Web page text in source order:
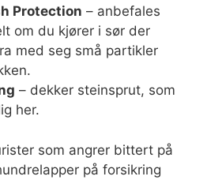
Protection – anbefales
om du kjører i sør der
med seg små partikler
– dekker steinsprut, som
her.
som angrer bittert på
på forsikring